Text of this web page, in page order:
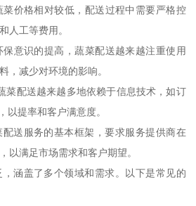
价格相对较低，配送过程中需要严格控
人工等费用。
意识的提高，蔬菜配送越来越注重使用
，减少对环境的影响。
菜配送越来越多地依赖于信息技术，如订
以提率和客户满意度。
送服务的基本框架，要求服务提供商在
以满足市场需求和客户期望。
涵盖了多个领域和需求。以下是常见的